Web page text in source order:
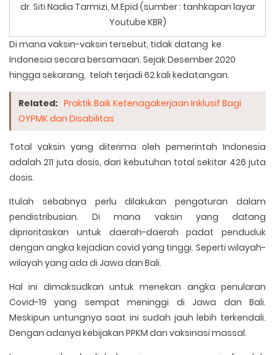
dr. Siti Nadia Tarmizi, M.Epid (sumber : tanhkapan layar
Youtube KBR)
Di mana vaksin-vaksin tersebut, tidak datang ke
Indonesia secara bersamaan. Sejak Desember 2020
hingga sekarang, telah terjadi 62 kali kedatangan.
Related: Praktik Baik Ketenagakerjaan Inklusif Bagi
OYPMK dan Disabilitas
Total vaksin yang diterima oleh pemerintah Indonesia
adalah 211 juta dosis, dari kebutuhan total sekitar 426 juta
dosis.
Itulah sebabnya perlu dilakukan pengaturan dalam
pendistribusian. Di mana vaksin yang datang
diprioritaskan untuk daerah-daerah padat penduduk
dengan angka kejadian covid yang tinggi. Seperti wilayah-
wilayah yang ada di Jawa dan Bali.
Hal ini dimaksudkan untuk menekan angka penularan
Covid-19 yang sempat meninggi di Jawa dan Bali.
Meskipun untungnya saat ini sudah jauh lebih terkendali.
Dengan adanya kebijakan PPKM dan vaksinasi massal.